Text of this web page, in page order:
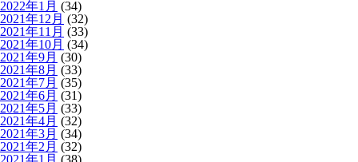
2022年1月 (34)
2021年12月 (32)
2021年11月 (33)
2021年10月 (34)
2021年9月 (30)
2021年8月 (33)
2021年7月 (35)
2021年6月 (31)
2021年5月 (33)
2021年4月 (32)
2021年3月 (34)
2021年2月 (32)
2021年1月 (38)